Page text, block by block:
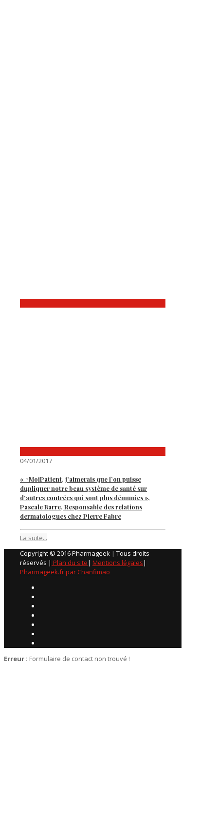
04/01/2017
« #MoiPatient, j’aimerais que l’on puisse
dupliquer notre beau système de santé sur
d’autres contrées qui sont plus démunies »,
Pascale Barre, Responsable des relations
dermatologues chez Pierre Fabre
La suite...
Copyright © 2016 Pharmageek | Tous droits
réservés | Plan du site| Mentions légales|
Pharmageek.fr par Chanfimao
Erreur : Formulaire de contact non trouvé !